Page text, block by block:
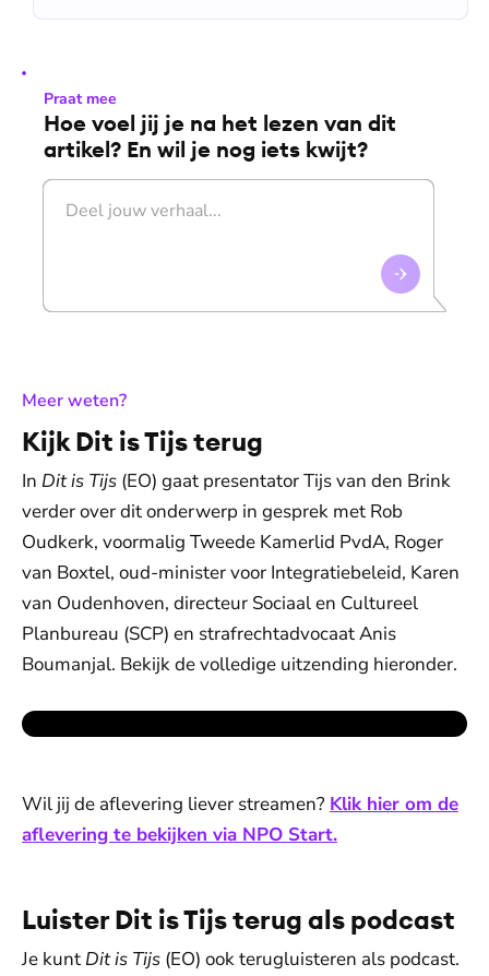
Praat mee
Hoe voel jij je na het lezen van dit
artikel? En wil je nog iets kwijt?
Meer weten?:
Kijk Dit is Tijs terug
In Dit is Tijs (EO) gaat presentator Tijs van den Brink
verder over dit onderwerp in gesprek met Rob
Oudkerk, voormalig Tweede Kamerlid PvdA, Roger
van Boxtel, oud-minister voor Integratiebeleid, Karen
van Oudenhoven, directeur Sociaal en Cultureel
Planbureau (SCP) en strafrechtadvocaat Anis
Boumanjal. Bekijk de volledige uitzending hieronder.
Wil jij de aflevering liever streamen? Klik hier om de
aflevering te bekijken via NPO Start.
Luister Dit is Tijs terug als podcast
Je kunt Dit is Tijs (EO) ook terugluisteren als podcast.